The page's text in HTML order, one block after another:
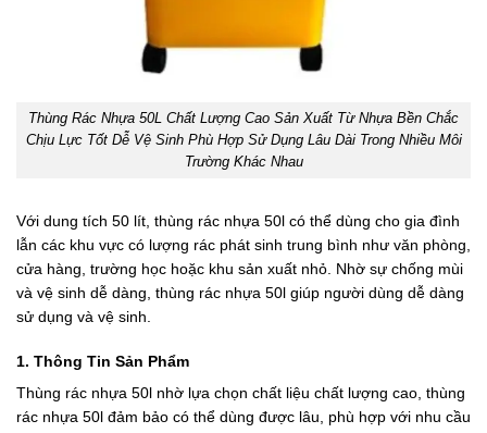
Thùng Rác Nhựa 50L Chất Lượng Cao Sản Xuất Từ Nhựa Bền Chắc
Chịu Lực Tốt Dễ Vệ Sinh Phù Hợp Sử Dụng Lâu Dài Trong Nhiều Môi
Trường Khác Nhau
Với dung tích 50 lít, thùng rác nhựa 50l có thể dùng cho gia đình
lẫn các khu vực có lượng rác phát sinh trung bình như văn phòng,
cửa hàng, trường học hoặc khu sản xuất nhỏ. Nhờ sự chống mùi
và vệ sinh dễ dàng, thùng rác nhựa 50l giúp người dùng dễ dàng
sử dụng và vệ sinh.
1. Thông Tin Sản Phẩm
Thùng rác nhựa 50l nhờ lựa chọn chất liệu chất lượng cao, thùng
rác nhựa 50l đảm bảo có thể dùng được lâu, phù hợp với nhu cầu